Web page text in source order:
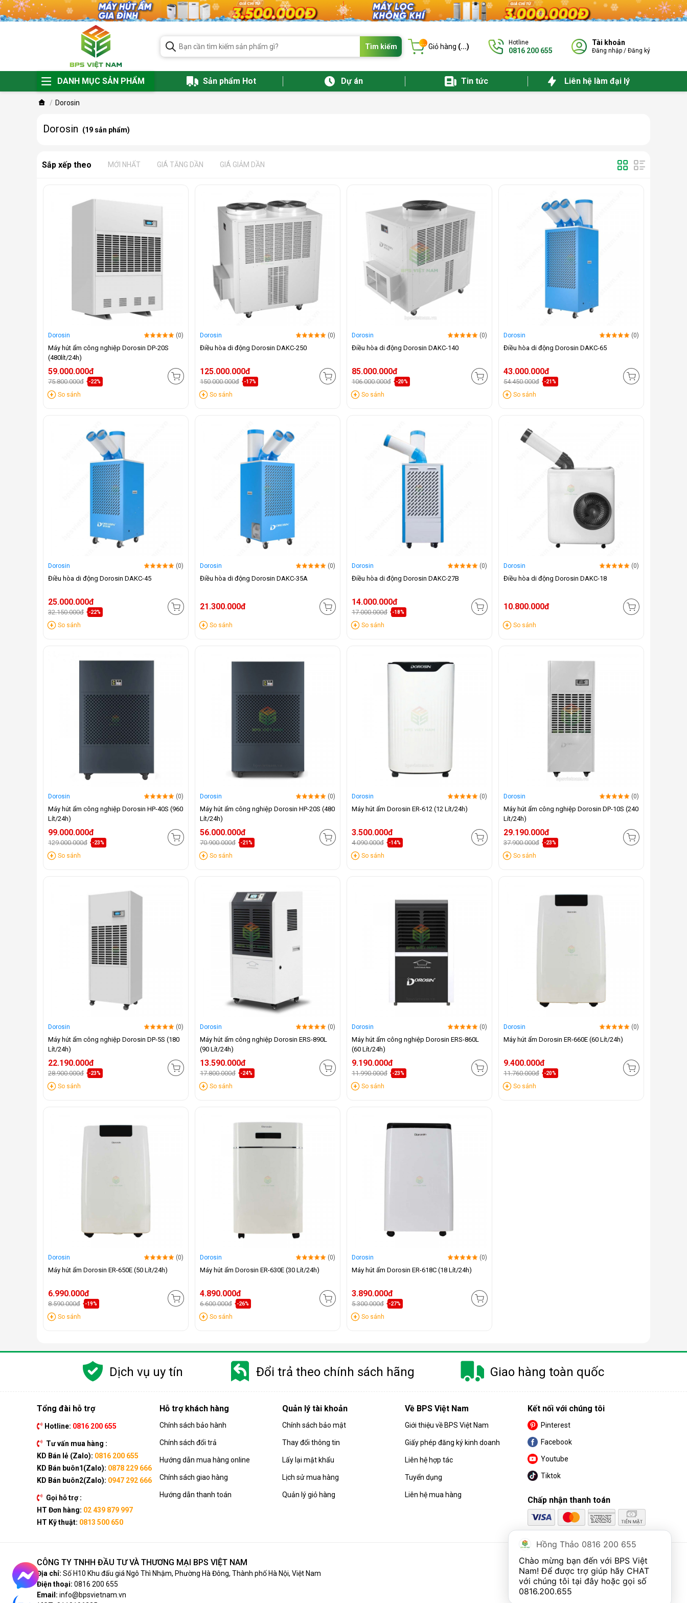
Tìm kiếm ... Giỏ hàng (...) Hotline
0816 200 655
Tài khoản
Đăng nhập / Đăng ký
DANH MỤC SẢN PHẨM Sản phẩm Hot Dự án Tin tức Liên hệ làm đại lý
Dorosin
Dorosin (19 sản phẩm)
Sắp xếp theo MỚI NHẤT GIÁ TĂNG DẦN GIÁ GIẢM DẦN
Dorosin (0)
Máy hút ẩm công nghiệp Dorosin DP-20S
(480lít/24h)
59.000.000đ
75.800.000đ -22%
So sánh
Dorosin (0)
Điều hòa di động Dorosin DAKC-250
125.000.000đ
150.000.000đ -17%
So sánh
Dorosin (0)
Điều hòa di động Dorosin DAKC-140
85.000.000đ
106.000.000đ -20%
So sánh
Dorosin (0)
Điều hòa di động Dorosin DAKC-65
43.000.000đ
54.450.000đ -21%
So sánh
Dorosin (0)
Điều hòa di động Dorosin DAKC-45
25.000.000đ
32.150.000đ -22%
So sánh
Dorosin (0)
Điều hòa di động Dorosin DAKC-35A
21.300.000đ
So sánh
Dorosin (0)
Điều hòa di động Dorosin DAKC-27B
14.000.000đ
17.000.000đ -18%
So sánh
Dorosin (0)
Điều hòa di động Dorosin DAKC-18
10.800.000đ
So sánh
Dorosin (0)
Máy hút ẩm công nghiệp Dorosin HP-40S (960
Lít/24h)
99.000.000đ
129.000.000đ -23%
So sánh
Dorosin (0)
Máy hút ẩm công nghiệp Dorosin HP-20S (480
Lít/24h)
56.000.000đ
70.900.000đ -21%
So sánh
Dorosin (0)
Máy hút ẩm Dorosin ER-612 (12 Lít/24h)
3.500.000đ
4.090.000đ -14%
So sánh
Dorosin (0)
Máy hút ẩm công nghiệp Dorosin DP-10S (240
Lít/24h)
29.190.000đ
37.900.000đ -23%
So sánh
Dorosin (0)
Máy hút ẩm công nghiệp Dorosin DP-5S (180
Lít/24h)
22.190.000đ
28.900.000đ -23%
So sánh
Dorosin (0)
Máy hút ẩm công nghiệp Dorosin ERS-890L
(90 Lít/24h)
13.590.000đ
17.800.000đ -24%
So sánh
Dorosin (0)
Máy hút ẩm công nghiệp Dorosin ERS-860L
(60 Lít/24h)
9.190.000đ
11.990.000đ -23%
So sánh
Dorosin (0)
Máy hút ẩm Dorosin ER-660E (60 Lít/24h)
9.400.000đ
11.760.000đ -20%
So sánh
Dorosin (0)
Máy hút ẩm Dorosin ER-650E (50 Lít/24h)
6.990.000đ
8.590.000đ -19%
So sánh
Dorosin (0)
Máy hút ẩm Dorosin ER-630E (30 Lít/24h)
4.890.000đ
6.600.000đ -26%
So sánh
Dorosin (0)
Máy hút ẩm Dorosin ER-618C (18 Lít/24h)
3.890.000đ
5.300.000đ -27%
So sánh
Dịch vụ uy tín Đổi trả theo chính sách hãng Giao hàng toàn quốc
Tổng đài hỗ trợ
Hotline: 0816 200 655
Tư vấn mua hàng :
KD Bán lẻ (Zalo): 0816 200 655
KD Bán buôn1(Zalo): 0878 229 666
KD Bán buôn2(Zalo): 0947 292 666
Gọi hỗ trợ :
HT Đơn hàng: 02 439 879 997
HT Kỹ thuật: 0813 500 650
Hỗ trợ khách hàng
Chính sách bảo hành
Chính sách đổi trả
Hướng dẫn mua hàng online
Chính sách giao hàng
Hướng dẫn thanh toán
Quản lý tài khoản
Chính sách bảo mật
Thay đổi thông tin
Lấy lại mật khẩu
Lịch sử mua hàng
Quản lý giỏ hàng
Về BPS Việt Nam
Giới thiệu về BPS Việt Nam
Giấy phép đăng ký kinh doanh
Liên hệ hợp tác
Tuyển dụng
Liên hệ mua hàng
Kết nối với chúng tôi
Pinterest
Facebook
Youtube
Tiktok
Chấp nhận thanh toán
CÔNG TY TNHH ĐẦU TƯ VÀ THƯƠNG MẠI BPS VIỆT NAM
Địa chỉ: Số H10 Khu đấu giá Ngô Thì Nhậm, Phường Hà Đông, Thành phố Hà Nội, Việt Nam
Điện thoại: 0816 200 655
Email: info@bpsvietnam.vn
Hồng Thảo 0816 200 655
Chào mừng bạn đến với BPS Việt
Nam! Để được trợ giúp hãy CHAT
0816.200.655